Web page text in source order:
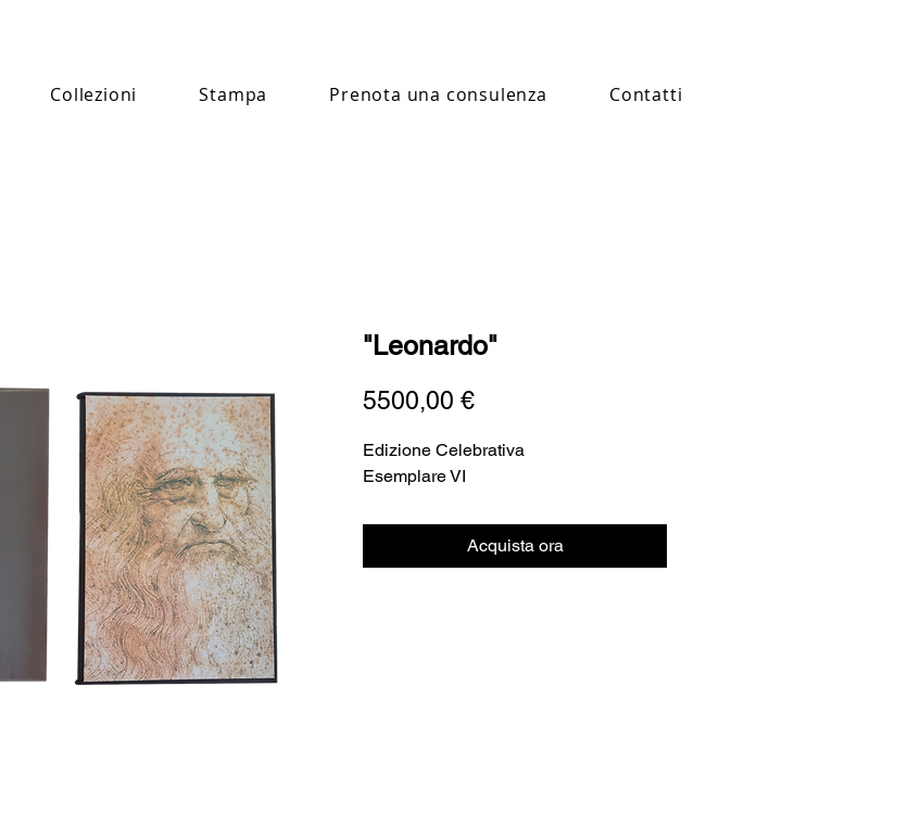
Collezioni Stampa Prenota una consulenza Contatti
"Leonardo"
5500,00 €Prezzo
Edizione Celebrativa
Esemplare VI
Acquista ora